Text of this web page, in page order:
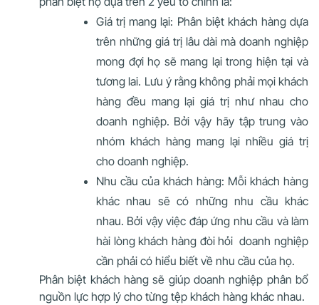
Giá trị mang lại: Phân biệt khách hàng dựa
trên những giá trị lâu dài ​​mà doanh nghiệp
mong đợi họ sẽ mang lại trong hiện tại và
tương lai. Lưu ý rằng không phải mọi khách
hàng đều mang lại giá trị như nhau cho
doanh nghiệp. Bởi vậy hãy tập trung vào
nhóm khách hàng mang lại nhiều giá trị
cho doanh nghiệp.
Nhu cầu của khách hàng: Mỗi khách hàng
khác nhau sẽ có những nhu cầu khác
nhau. Bởi vậy việc đáp ứng nhu cầu và làm
hài lòng khách hàng đòi hỏi doanh nghiệp
cần phải có hiểu biết về nhu cầu của họ.
Phân biệt khách hàng sẽ giúp doanh nghiệp phân bổ
nguồn lực hợp lý cho từng tệp khách hàng khác nhau.